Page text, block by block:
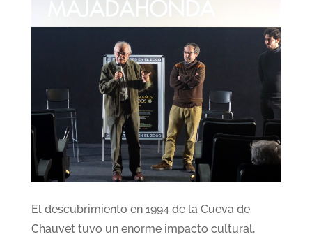
El descubrimiento en 1994 de la Cueva de
Chauvet tuvo un enorme impacto cultural,